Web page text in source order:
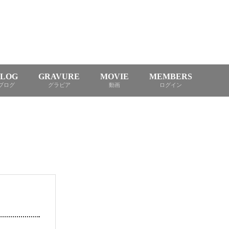
ログ
GRAVURE
グラビア
MOVIE
動画
MEMBERS
ログイン